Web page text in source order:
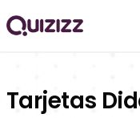
Tarjetas